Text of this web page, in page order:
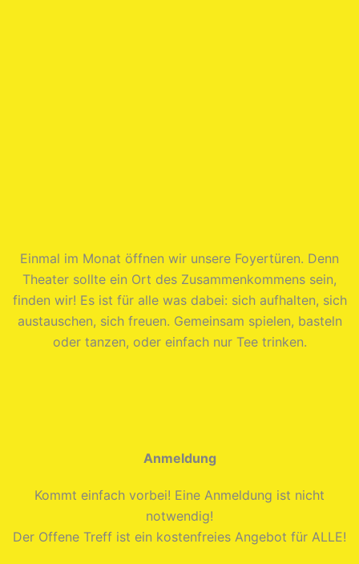
Einmal im Monat öffnen wir unsere Foyertüren. Denn
Theater sollte ein Ort des Zusammenkommens sein,
finden wir! Es ist für alle was dabei: sich aufhalten, sich
austauschen, sich freuen. Gemeinsam spielen, basteln
oder tanzen, oder einfach nur Tee trinken.
Anmeldung
Kommt einfach vorbei! Eine Anmeldung ist nicht
notwendig!
Der Offene Treff ist ein kostenfreies Angebot für ALLE!